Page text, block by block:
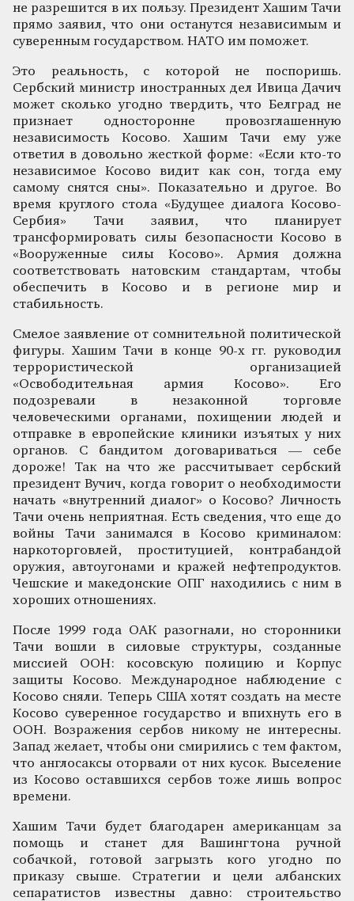
не разрешится в их пользу. Президент Хашим Тачи
прямо заявил, что они останутся независимым и
суверенным государством. НАТО им поможет.
Это реальность, с которой не поспоришь.
Сербский министр иностранных дел Ивица Дачич
может сколько угодно твердить, что Белград не
признает односторонне провозглашенную
независимость Косово. Хашим Тачи ему уже
ответил в довольно жесткой форме: «Если кто-то
независимое Косово видит как сон, тогда ему
самому снятся сны». Показательно и другое. Во
время круглого стола «Будущее диалога Косово-
Сербия» Тачи заявил, что планирует
трансформировать силы безопасности Косово в
«Вооруженные силы Косово». Армия должна
соответствовать натовским стандартам, чтобы
обеспечить в Косово и в регионе мир и
стабильность.
Смелое заявление от сомнительной политической
фигуры. Хашим Тачи в конце 90-х гг. руководил
террористической организацией
«Освободительная армия Косово». Его
подозревали в незаконной торговле
человеческими органами, похищении людей и
отправке в европейские клиники изъятых у них
органов. С бандитом договариваться — себе
дороже! Так на что же рассчитывает сербский
президент Вучич, когда говорит о необходимости
начать «внутренний диалог» о Косово? Личность
Тачи очень неприятная. Есть сведения, что еще до
войны Тачи занимался в Косово криминалом:
наркоторговлей, проституцией, контрабандой
оружия, автоугонами и кражей нефтепродуктов.
Чешские и македонские ОПГ находились с ним в
хороших отношениях.
После 1999 года ОАК разогнали, но сторонники
Тачи вошли в силовые структуры, созданные
миссией ООН: косовскую полицию и Корпус
защиты Косово. Международное наблюдение с
Косово сняли. Теперь США хотят создать на месте
Косово суверенное государство и впихнуть его в
ООН. Возражения сербов никому не интересны.
Запад желает, чтобы они смирились с тем фактом,
что англосаксы оторвали от них кусок. Выселение
из Косово оставшихся сербов тоже лишь вопрос
времени.
Хашим Тачи будет благодарен американцам за
помощь и станет для Вашингтона ручной
собачкой, готовой загрызть кого угодно по
приказу свыше. Стратегии и цели албанских
сепаратистов известны давно: строительство